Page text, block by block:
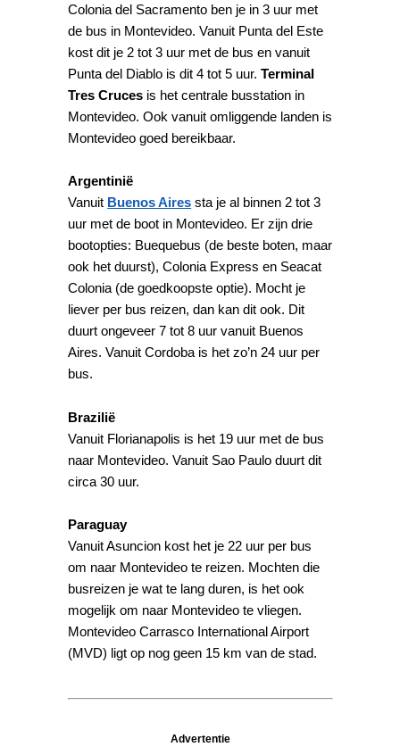
Colonia del Sacramento ben je in 3 uur met
de bus in Montevideo. Vanuit Punta del Este
kost dit je 2 tot 3 uur met de bus en vanuit
Punta del Diablo is dit 4 tot 5 uur.Terminal
Tres Cruces is het centrale busstation in
Montevideo. Ook vanuit omliggende landen is
Montevideo goed bereikbaar.
Argentinië
Vanuit Buenos Aires sta je al binnen 2 tot 3
uur met de boot in Montevideo. Er zijn drie
bootopties: Buequebus (de beste boten, maar
ook het duurst), Colonia Express en Seacat
Colonia (de goedkoopste optie). Mocht je
liever per bus reizen, dan kan dit ook. Dit
duurt ongeveer 7 tot 8 uur vanuit Buenos
Aires. Vanuit Cordoba is het zo’n 24 uur per
bus.
Brazilië
Vanuit Florianapolis is het 19 uur met de bus
naar Montevideo. Vanuit Sao Paulo duurt dit
circa 30 uur.
Paraguay
Vanuit Asuncion kost het je 22 uur per bus
om naar Montevideo te reizen. Mochten die
busreizen je wat te lang duren, is het ook
mogelijk om naar Montevideo te vliegen.
Montevideo Carrasco International Airport
(MVD) ligt op nog geen 15 km van de stad.
Advertentie